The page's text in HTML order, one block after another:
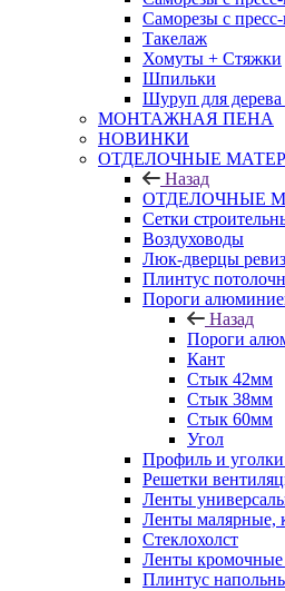
Саморезы с
Такелаж
Хомуты + Стяжки
Шпильки
Шуруп для
МОНТАЖНАЯ ПЕНА
НОВИНКИ
ОТДЕЛОЧНЫЕ
Назад
ОТДЕЛОЧНЫЕ
Сетки
Воздуховоды
Люк-дверцы
Плинтус
Пороги
Назад
Пороги
Кант
Стык 42мм
Стык 38мм
Стык 60мм
Угол
Профиль и
Решетки
Ленты
Ленты малярные,
Стеклохолст
Ленты кромочные
Плинтус